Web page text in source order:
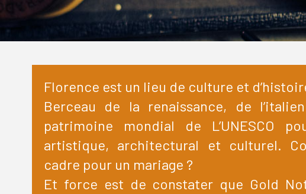
Florence est un lieu de culture et
Berceau de la renaissance, de
patrimoine mondial de L’UNESCO
artistique, architectural et culturel.
cadre pour un mariage ?
Et force est de constater que Gold